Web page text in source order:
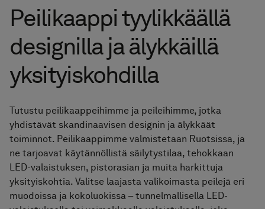
Pyyhekuivaimet
Graniittikeramiikka
Peilikaappi tyylikkäällä
designilla ja älykkäillä
yksityiskohdilla
Tutustu peilikaappeihimme ja peileihimme, jotka
yhdistävät skandinaavisen designin ja älykkäät
toiminnot. Peilikaappimme valmistetaan Ruotsissa, ja
ne tarjoavat käytännöllistä säilytystilaa, tehokkaan
LED-valaistuksen, pistorasian ja muita harkittuja
yksityiskohtia. Valitse laajasta valikoimasta peilejä eri
muodoissa ja kokoluokissa – tunnelmallisella LED-